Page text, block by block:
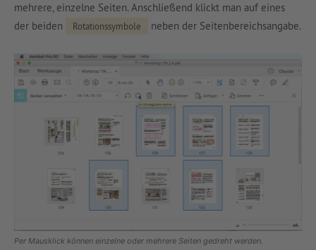
mehrere, einzelne Seiten. Anschließend klickt man auf eines
der beiden
Rotationssymbole neben der Seitenbereichsangabe.
Per Mausklick können einzelne oder mehrere Seiten gedreht werden.